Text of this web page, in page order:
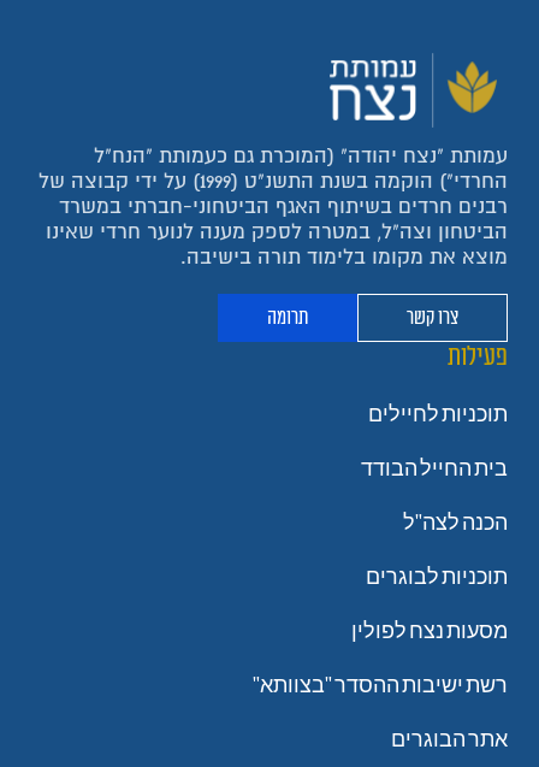
עמותת "נצח יהודה" (המוכרת גם כעמותת "הנח"ל
החרדי") הוקמה בשנת התשנ"ט (1999) על ידי קבוצה של
רבנים חרדים בשיתוף האגף הביטחוני-חברתי במשרד
הביטחון וצה"ל, במטרה לספק מענה לנוער חרדי שאינו
מוצא את מקומו בלימוד תורה בישיבה.
צרו קשר תרומה
פעילות
תוכניות לחיילים
בית החייל הבודד
הכנה לצה"ל
תוכניות לבוגרים
מסעות נצח לפולין
רשת ישיבות ההסדר "בצוותא"
אתר הבוגרים